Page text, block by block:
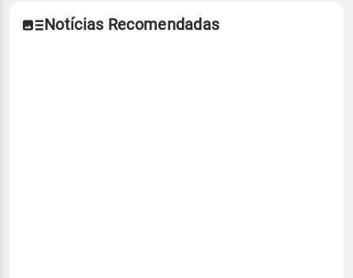
Notícias Recomendadas